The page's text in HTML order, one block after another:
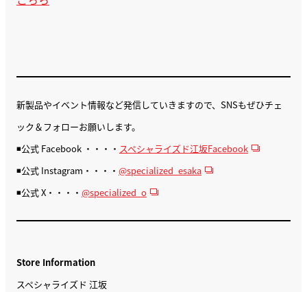
新製品やイベント情報など発信していきますので、SNSもぜひチェ
ック＆フォローお願いします。
◾️公式 Facebook ・・・・ スペシャライズド江坂Facebook
◾️公式 Instagram・・・・ @specialized_esaka
◾️公式 X・・・・ @specialized_o
Store Information
スペシャライズド 江坂